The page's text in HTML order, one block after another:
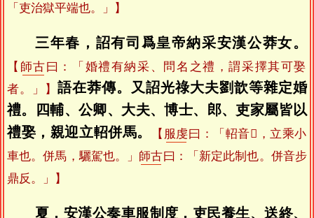
「吏治獄平端也。」】
三年春，詔有司爲皇帝納采安漢公莽女。
【 師古曰：「婚禮有納采、問名之禮，謂采擇其可娶
者。」】 語在莽傳。又詔光祿大夫劉歆等雜定婚
禮。四輔、公卿、大夫、博士、郎、吏家屬皆以
禮娶，親迎立軺併馬。
【 服虔曰：「軺音𨍳，立乘小
車也。併馬，驪駕也。」 師古曰：「新定此制也。併音步
鼎反。」】
夏，安漢公奏車服制度，吏民養生、送終、